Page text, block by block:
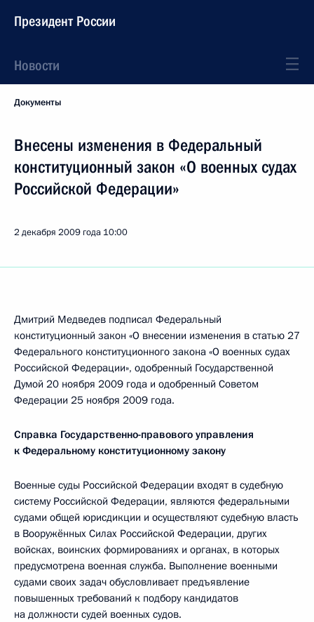
Президент России
Новости
Документы
Внесены изменения в Федеральный
конституционный закон «О военных судах
Российской Федерации»
2 декабря 2009 года 10:00
Дмитрий Медведев подписал Федеральный
конституционный закон «О внесении изменения в статью 27
Федерального конституционного закона «О военных судах
Российской Федерации», одобренный Государственной
Думой 20 ноября 2009 года и одобренный Советом
Федерации 25 ноября 2009 года.
Справка Государственно-правового управления
к Федеральному конституционному закону
Военные суды Российской Федерации входят в судебную
систему Российской Федерации, являются федеральными
судами общей юрисдикции и осуществляют судебную власть
в Вооружённых Силах Российской Федерации, других
войсках, воинских формированиях и органах, в которых
предусмотрена военная служба. Выполнение военными
судами своих задач обусловливает предъявление
повышенных требований к подбору кандидатов
на должности судей военных судов.